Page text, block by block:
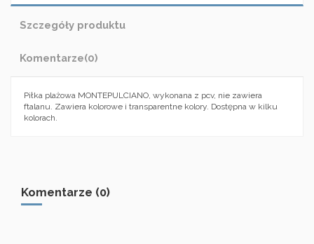
Szczegóły produktu
Komentarze(0)
Piłka plażowa MONTEPULCIANO, wykonana z pcv, nie zawiera
ftalanu. Zawiera kolorowe i transparentne kolory. Dostępna w kilku
kolorach.
Komentarze (0)